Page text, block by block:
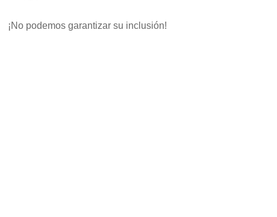
¡No podemos garantizar su inclusión!